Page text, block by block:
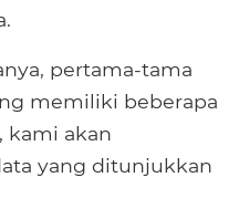
pertama-tama
memiliki beberapa
kami akan
yang ditunjukkan